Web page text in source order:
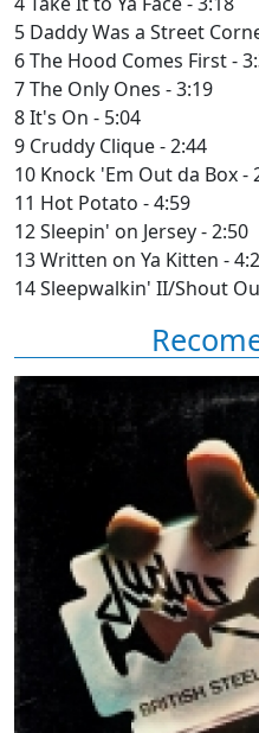
5 Daddy Was a Street
6 The Hood Comes First -
7 The Only Ones - 3:19
8 It's On - 5:04
9 Cruddy Clique - 2:44
10 Knock 'Em Out da Box -
11 Hot Potato - 4:59
12 Sleepin' on Jersey - 2:50
13 Written on Ya Kitten -
14 Sleepwalkin' II/Shout